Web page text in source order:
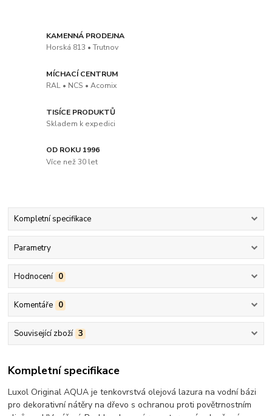
KAMENNÁ PRODEJNA
Horská 813 • Trutnov
MÍCHACÍ CENTRUM
RAL • NCS • Acomix
TISÍCE PRODUKTŮ
Skladem k expedici
OD ROKU 1996
Více než 30 let
Kompletní specifikace
Parametry
Hodnocení 0
Komentáře 0
Související zboží 3
Kompletní specifikace
Luxol Original AQUA je tenkovrstvá olejová lazura na vodní bázi
pro dekorativní nátěry na dřevo s ochranou proti povětrnostním